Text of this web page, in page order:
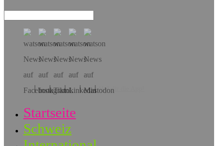
Hol dir die App!
Startseite
Schweiz